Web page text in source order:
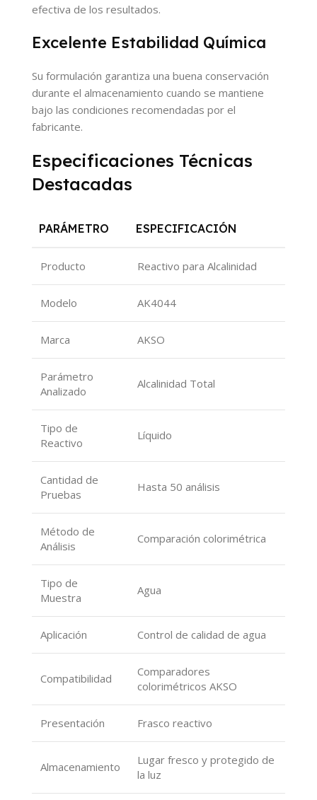
efectiva de los resultados.
Excelente Estabilidad Química
Su formulación garantiza una buena conservación
durante el almacenamiento cuando se mantiene
bajo las condiciones recomendadas por el
fabricante.
Especificaciones Técnicas
Destacadas
PARÁMETRO ESPECIFICACIÓN
Producto Reactivo para Alcalinidad
Modelo AK4044
Marca AKSO
Parámetro
Analizado
Alcalinidad Total
Tipo de
Reactivo
Líquido
Cantidad de
Pruebas
Hasta 50 análisis
Método de
Análisis
Comparación colorimétrica
Tipo de
Muestra
Agua
Aplicación Control de calidad de agua
Compatibilidad
Comparadores
colorimétricos AKSO
Presentación Frasco reactivo
Almacenamiento
Lugar fresco y protegido de
la luz